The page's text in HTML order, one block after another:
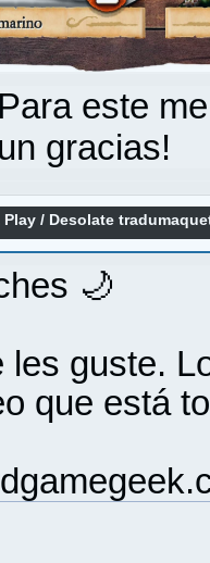
Para este
un gracias!
Play / Desolate
🌙
les guste.
que está